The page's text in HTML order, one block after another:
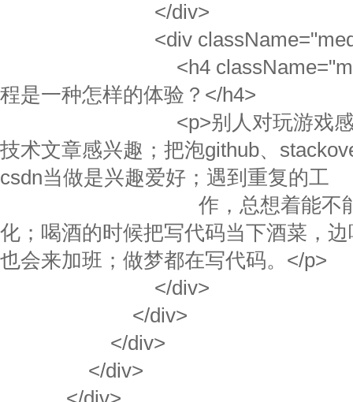
</div>
<div
<h4 className="media-
程是一种怎样的体验？</h4>
<p>别人对玩游戏感兴趣
技术文章感兴趣；把泡github、
csdn当做是兴趣爱好；遇到重复的工
作，总想着能不能通过
化；喝酒的时候把写代码当下酒菜，
也会来加班；做梦都在写代码。</p>
</div>
</div>
</div>
</div>